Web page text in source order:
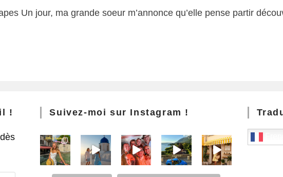
Un jour, ma grande soeur m’annonce qu’elle pense partir
! Suivez-moi sur Instagram !